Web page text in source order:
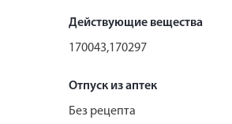
Действующие вещества
170043,170297
Отпуск из аптек
Без рецепта